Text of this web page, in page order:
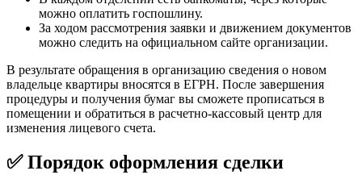
можно оплатить госпошлину.
За ходом рассмотрения заявки и движением документов
можно следить на официальном сайте организации.
В результате обращения в организацию сведения о новом
владельце квартиры вносятся в ЕГРН. После завершения
процедуры и получения бумаг вы сможете прописаться в
помещении и обратиться в расчетно-кассовый центр для
изменения лицевого счета.
✅ Порядок оформления сделки